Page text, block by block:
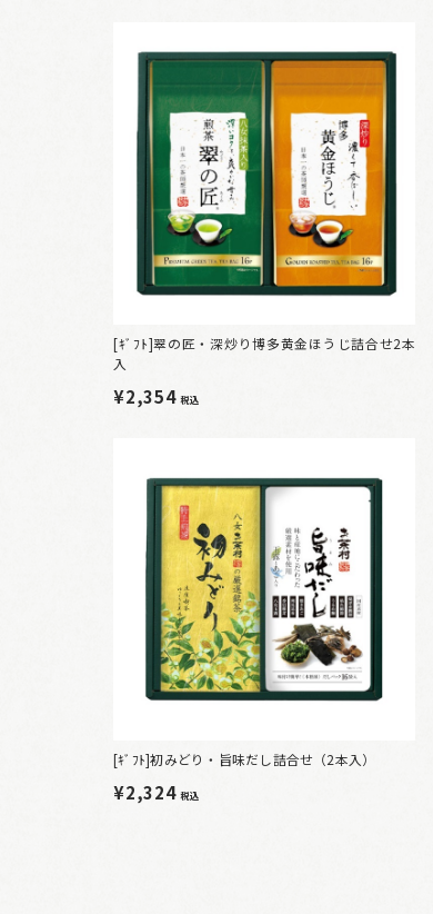
[ｷﾞﾌﾄ]翠の匠・深炒り博多黄金ほうじ詰合せ2本
入
¥2,354税込
[ｷﾞﾌﾄ]初みどり・旨味だし詰合せ（2本入）
¥2,324税込